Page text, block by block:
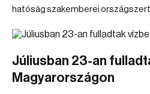
hatóság szakemberei
Júliusban 23-an
Magyarországon